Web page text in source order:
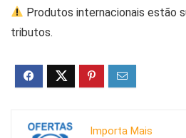
Produtos internacionais estão
tributos.
Importa Mais